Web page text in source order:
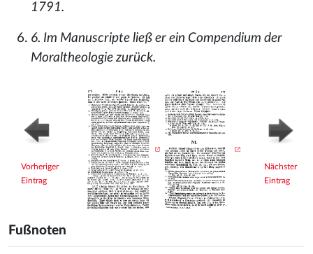
1791.
6. Im Manuscripte ließ er ein Compendium der
Moraltheologie zurück.
Vorheriger
Eintrag
Nächster
Eintrag
Fußnoten